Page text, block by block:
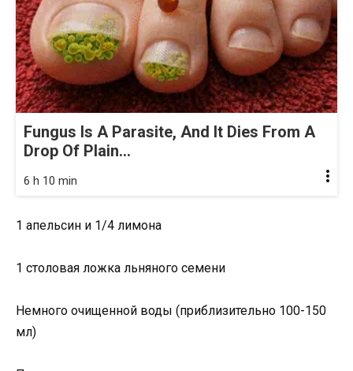
Fungus Is A Parasite, And It Dies From A
Drop Of Plain...
6 h 10 min
1 апельсин и 1/4 лимона
1 столовая ложка льняного семени
Немного очищенной воды (приблизительно 100-150
мл)